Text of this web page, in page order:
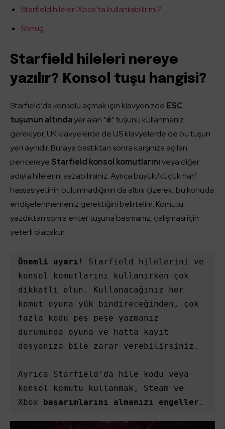
Starfield hileleri Xbox’ta kullanılabilir mi?
Sonuç
Starfield hileleri nereye
yazılır? Konsol tuşu hangisi?
Starfield’da konsolu açmak için klavyenizde ESC
tuşunun altında yer alan “é” tuşunu kullanmanız
gerekiyor. UK klavyelerde de US klavyelerde de bu tuşun
yeri aynıdır. Buraya bastıktan sonra karşınıza açılan
pencereye Starfield konsol komutlarınıveya diğer
adıyla hilelerini yazabilirsiniz. Ayrıca büyük/küçük harf
hassasiyetinin bulunmadığının da altını çizerek, bu konuda
endişelenmemeniz gerektiğini belirtelim. Komutu
yazdıktan sonra enter tuşuna basmanız, çalışması için
yeterli olacaktır.
Önemli uyarı!
Starfield hilelerini ve
konsol komutlarını kullanırken çok
dikkatli olun. Kullanacağınız her
komut oyuna yük bindireceğinden, çok
fazla kodu peş peşe yazmanız
durumunda oyuna ve hatta kayıt
dosyanıza bile zarar verebilirsiniz.
Ayrıca Starfield'da hile kodu veya
konsol komutu kullanmak, Steam ve
Xbox
başarımlarını almanızı engeller .